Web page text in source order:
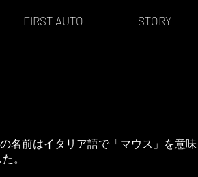
FIRST AUTO STORY
名前はイタリア語で「マウス」を意
。